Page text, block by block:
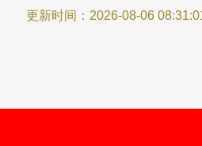
专业供应
更新时间：2026-08-06